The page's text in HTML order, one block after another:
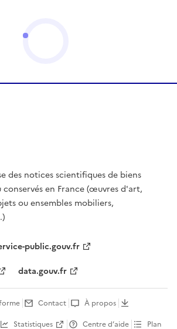
des notices scientifiques de biens
en France (œuvres d'art,
ou ensembles mobiliers,
public.gouv.fr
data.gouv.fr
Contact
À propos
Statistiques Centre d’aide Plan